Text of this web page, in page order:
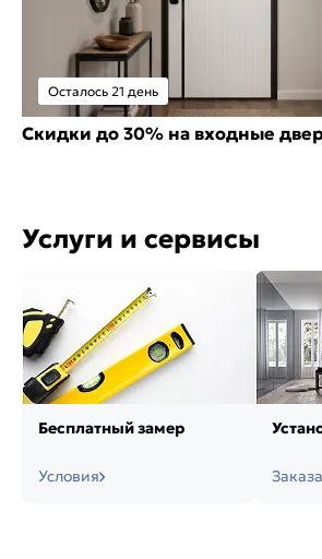
Осталось 21 день
Скидки до 30% на входные
Услуги и сервисы
Бесплатный замер
Условия